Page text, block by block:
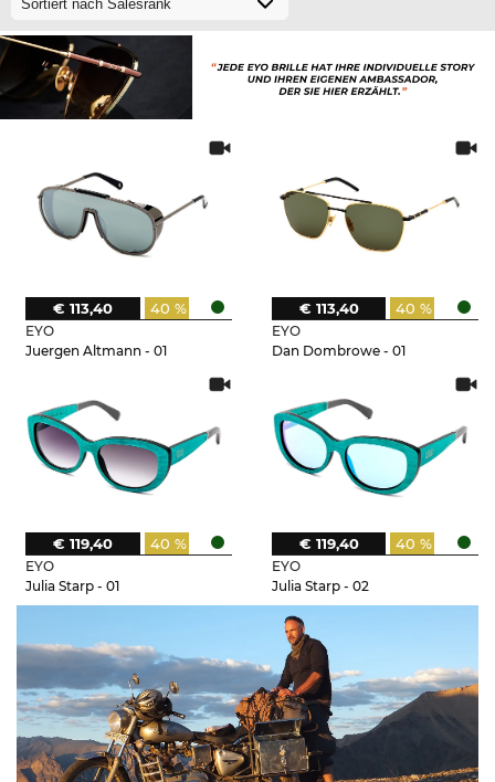
EYO
Juergen Altmann - 01
40 %
€ 113,40
EYO
Dan Dombrowe - 01
40 %
€ 113,40
EYO
Julia Starp - 01
40 %
€ 119,40
EYO
Julia Starp - 02
40 %
€ 119,40